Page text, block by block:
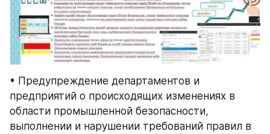
• Предупреждение департаментов и
предприятий о происходящих изменениях в
области промышленной безопасности,
выполнении и нарушении требований правил в